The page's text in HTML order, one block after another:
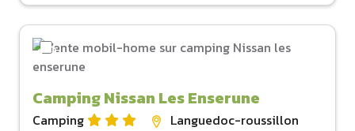
Camping Nissan Les Enserune
Camping
Languedoc-roussillon